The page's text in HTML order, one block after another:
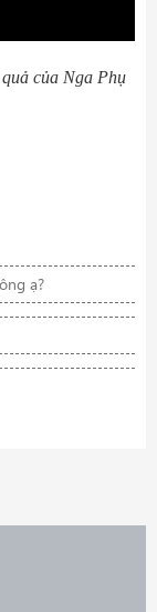
của Nga Phụ
ạ?